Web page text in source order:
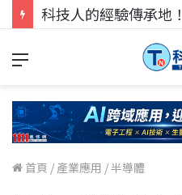
科技人找工作，就到
首頁 / 產業應用 /半導體